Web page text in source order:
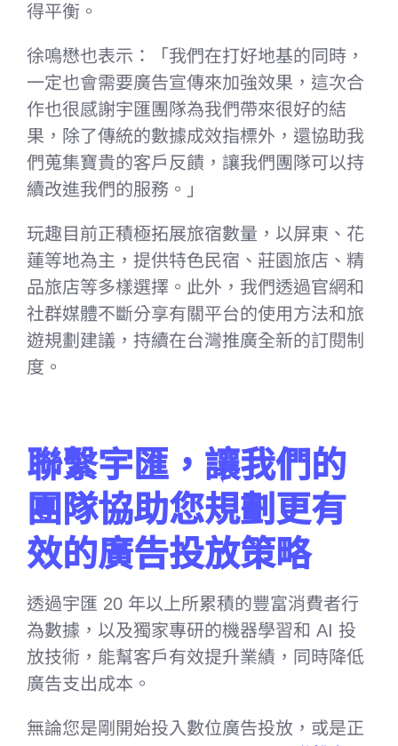
得平衡。
徐鳴懋也表示：「我們在打好地基的同時，
一定也會需要廣告宣傳來加強效果，這次合
作也很感謝宇匯團隊為我們帶來很好的結
果，除了傳統的數據成效指標外，還協助我
們蒐集寶貴的客戶反饋，讓我們團隊可以持
續改進我們的服務。」
玩趣目前正積極拓展旅宿數量，以屏東、花
蓮等地為主，提供特色民宿、莊園旅店、精
品旅店等多樣選擇。此外，我們透過官網和
社群媒體不斷分享有關平台的使用方法和旅
遊規劃建議，持續在台灣推廣全新的訂閱制
度。
聯繫宇匯，讓我們的
團隊協助您規劃更有
效的廣告投放策略
透過宇匯 20 年以上所累積的豐富消費者行
為數據，以及獨家專研的機器學習和 AI 投
放技術，能幫客戶有效提升業績，同時降低
廣告支出成本。
無論您是剛開始投入數位廣告投放，或是正